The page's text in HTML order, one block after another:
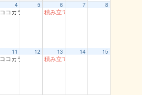
4
ココカラ運動教室（龍鳳閣）
5 6
積み立て貯筋運動（とまり）
7 8
11
ココカラ運動教室（龍鳳閣）
12 13
積み立て貯筋運動（とまり）
14 15